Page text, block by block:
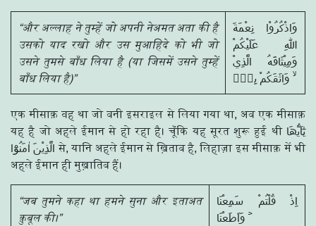
“और अल्लाह ने तुम्हें जो अपनी नेअमत अता की है
उसको याद रखो और उस मुआहिदे को भी जो
उसने तुमसे बाँध लिया है (या जिसमें उसने तुम्हें
बाँध लिया है)”
وَاذْكُرُوْا نِعْمَةَ
اللّٰهِ عَلَيْكُمْ
وَمِيْثَاقَهُ الَّذِيْ
وَاثَقَكُمْ بِهٖٓ ۙ
एक मीसाक़ वह था जो बनी इसराइल से लिया गया था, अब एक मीसाक़
यह है जो अहले ईमान से हो रहा है। चूँकि यह सूरत शुरू हुई थी يٰٓاَيُّھَا
الَّذِيْنَ اٰمَنُوْٓا से, यानि अहले ईमान से ख़िताब है, लिहाज़ा इस मीसाक़ में भी
अहले ईमान ही मुख़ातिब हैं।
“जब तुमने कहा था हमने सुना और इताअत
क़ुबूल की।”
اِذْ قُلْتُمْ سَمِعْنَا
وَاَطَعْنَا ۡ